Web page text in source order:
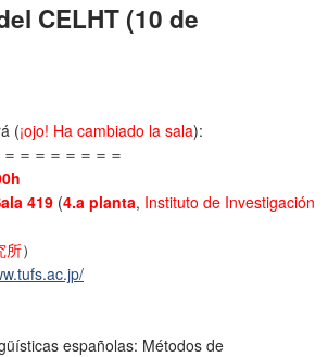
CELHT (10 de
(¡ojo! Ha cambiado la sala):
＝＝＝＝ ＝＝＝
419 (4.a planta, Instituto de Investigación
所）
españolas: Métodos de